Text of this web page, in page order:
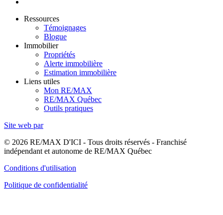
Ressources
Témoignages
Blogue
Immobilier
Propriétés
Alerte immobilière
Estimation immobilière
Liens utiles
Mon RE/MAX
RE/MAX Québec
Outils pratiques
Site web par
© 2026 RE/MAX D'ICI - Tous droits réservés - Franchisé
indépendant et autonome de RE/MAX Québec
Conditions d'utilisation
Politique de confidentialité